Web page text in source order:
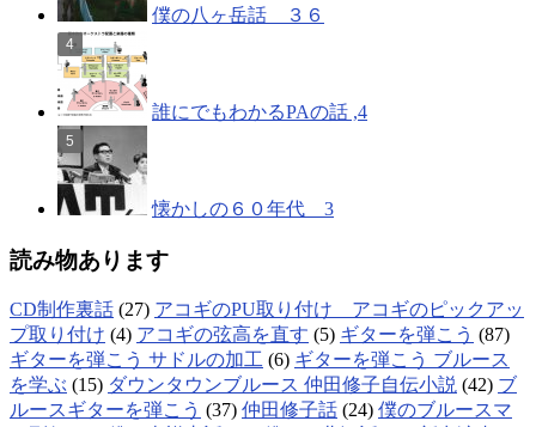
僕の八ヶ岳話 ３６
誰にでもわかるPAの話 ,4
懐かしの６０年代 3
読み物あります
CD制作裏話 (27) アコギのPU取り付け アコギのピックアッ
プ取り付け (4) アコギの弦高を直す (5) ギターを弾こう (87)
ギターを弾こう サドルの加工 (6) ギターを弾こう ブルース
を学ぶ (15) ダウンタウンブルース 仲田修子自伝小説 (42) ブ
ルースギターを弾こう (37) 仲田修子話 (24) 僕のブルースマ